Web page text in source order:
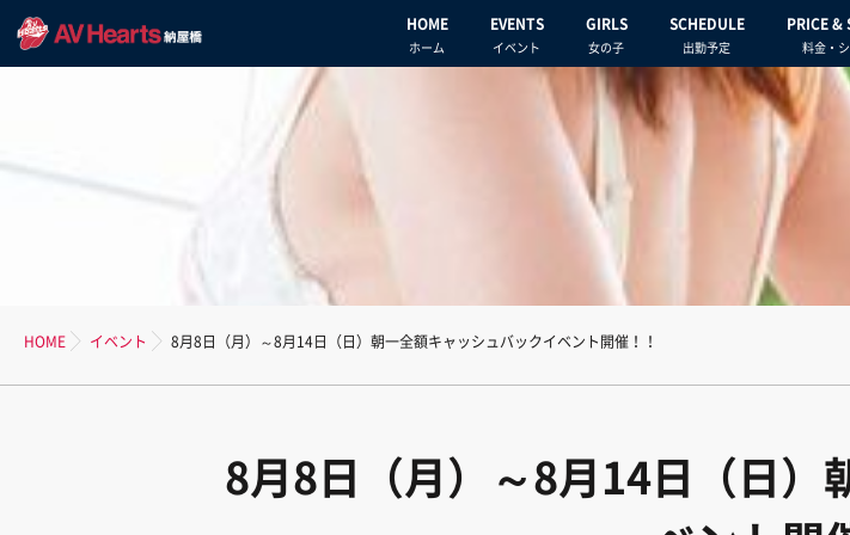
HOME
ホーム
EVENTS
イベント
GIRLS
女の子
SCHEDULE
出勤予定
PRICE &
料金・
HOME イベント 8月8日（月）～8月14日（日）朝一全額キャッシュバックイベント開催！！
8月8日（月）～8月14日（日）